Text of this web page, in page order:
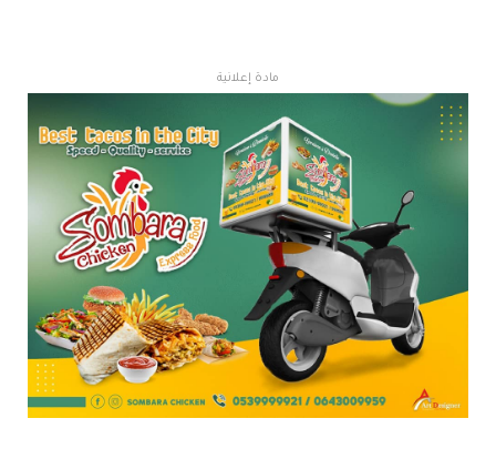
مادة إعلانية